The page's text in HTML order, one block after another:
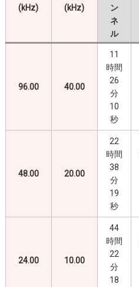
(kHz)
(kHz)
ン
ネ
ル
96.00 40.00
11
時間
26
分
10
秒
48.00 20.00
22
時間
38
分
19
秒
24.00 10.00
44
時間
22
分
18